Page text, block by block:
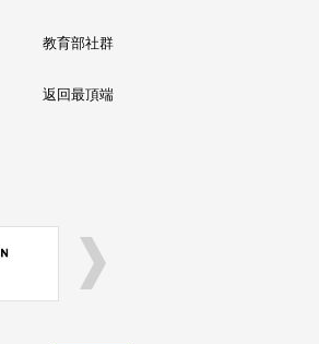
教育部社群
返回最頂端